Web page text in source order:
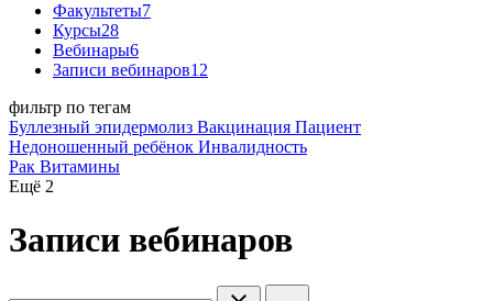
Факультеты7
Курсы28
Вебинары6
Записи вебинаров12
фильтр по тегам
Буллезный эпидермолиз Вакцинация Пациент
Недоношенный ребёнок Инвалидность
Рак Витамины
Ещё 2
Записи вебинаров